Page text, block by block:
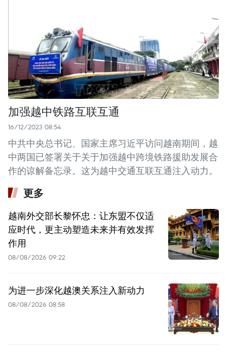
加强越中铁路互联互通
16/12/2023 08:54
中共中央总书记、国家主席习近平访问越南期间，越
中两国已签署关于关于加强越中跨境铁路援助发展合
作的谅解备忘录。这为越中交通互联互通注入动力。
更多
越南外交部长黎怀忠：让东盟不仅适
应时代，更主动塑造未来并有效发挥
作用
08/08/2026 09:22
为进一步深化越澳关系注入新动力
08/08/2026 08:58